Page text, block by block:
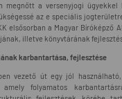
megnőtt a versenyjogi ügyekkel
az e speciális
elsősorban a Magyar Bíróképző
illetve könyvtárának
karbantartása, fejlesztése
vezető út egy jól
amely folyamatos